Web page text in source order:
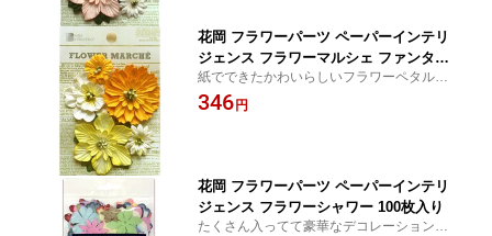
花岡 フラワーパーツ ペーパーインテリ
ジェンス フラワーマルシェ ファンタジ
ア イエロー （φ25〜55mm・5枚）
紙でできたかわいらしいフラワーペタルで
す♪スクラップブッキングやアルバムのデコ
にぴったり！
346 円
花岡 フラワーパーツ ペーパーインテリ
ジェンス フラワーシャワー 100枚入り
たくさん入ってて豪華なデコレーションパ